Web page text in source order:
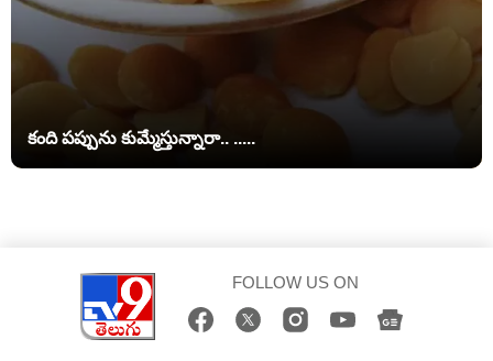
కంది పప్పును కుమ్మేస్తున్నారా.. .....
FOLLOW US ON